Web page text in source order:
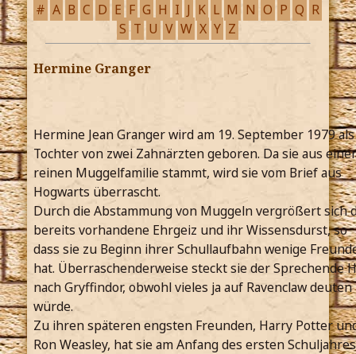
# A B C D E F G H I J K L M N O P Q R
S T U V W X Y Z
Hermine Granger
Hermine Jean Granger wird am 19. September 1979 als
Tochter von zwei Zahnärzten geboren. Da sie aus einer
reinen Muggelfamilie stammt, wird sie vom Brief aus
Hogwarts überrascht.
Durch die Abstammung von Muggeln vergrößert sich
bereits vorhandene Ehrgeiz und ihr Wissensdurst, so
dass sie zu Beginn ihrer Schullaufbahn wenige
hat. Überraschenderweise steckt sie der Sprechende
nach Gryffindor, obwohl vieles ja auf Ravenclaw deuten
würde.
Zu ihren späteren engsten Freunden, Harry Potter
Ron Weasley, hat sie am Anfang des ersten Schuljahres